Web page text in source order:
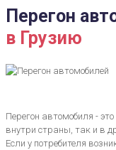
Перегон
в Грузию
Перегон автомобиля -
внутри страны, так и в
Если у потребителя